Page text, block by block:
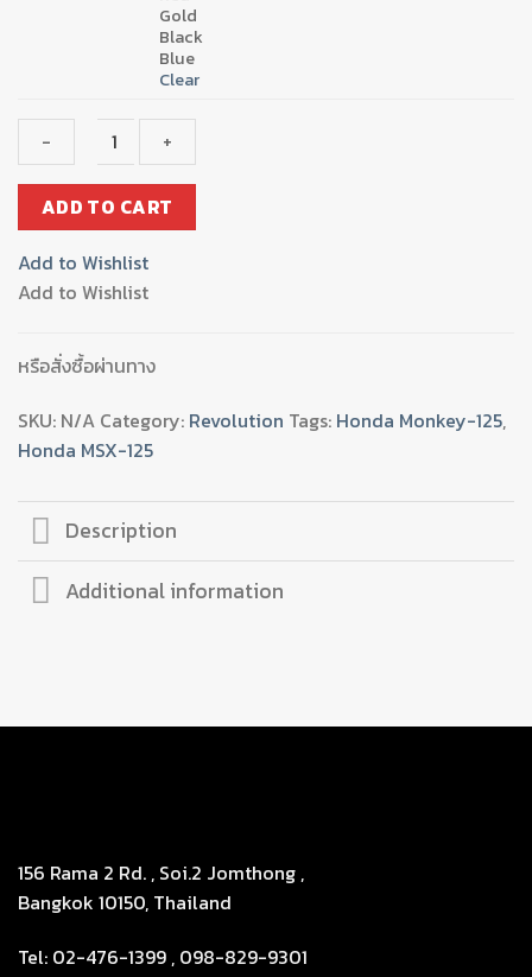
Gold
Black
Blue
Clear
ฝา
สูบ
ด้านLฝา
โซ่
ลิ้น+อค
ริ
REVO
MONKEYใช้MSX-
125
quantity
ADD TO CART
Add to Wishlist
Add to Wishlist
หรือสั่งซื้อผ่านทาง
SKU: N/A Category: Revolution Tags: Honda Monkey-125,
Honda MSX-125
Description
Additional information
156 Rama 2 Rd. , Soi.2 Jomthong ,
Bangkok 10150, Thailand
Tel: 02-476-1399 , 098-829-9301